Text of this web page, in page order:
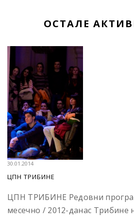
ОСТАЛЕ
30.01.2014
ЦПН ТРИБИНЕ
ЦПН ТРИБИНЕ Редовни
месечно / 2012-данас Трибине